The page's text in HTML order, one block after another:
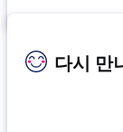
다시 만